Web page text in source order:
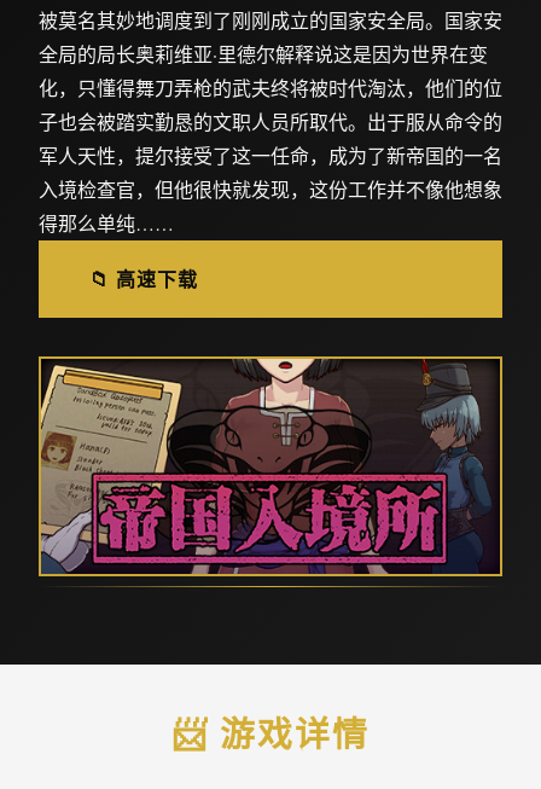
被莫名其妙地调度到了刚刚成立的国家安全局。国家安
全局的局长奥莉维亚·里德尔解释说这是因为世界在变
化，只懂得舞刀弄枪的武夫终将被时代淘汰，他们的位
子也会被踏实勤恳的文职人员所取代。出于服从命令的
军人天性，提尔接受了这一任命，成为了新帝国的一名
入境检查官，但他很快就发现，这份工作并不像他想象
得那么单纯……
📁 高速下载
📨 游戏详情